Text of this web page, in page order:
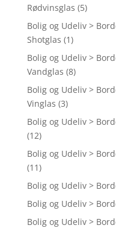
Rødvinsglas (5)
Bolig og Udeliv >
Shotglas (1)
Bolig og Udeliv >
Vandglas (8)
Bolig og Udeliv >
Vinglas (3)
Bolig og Udeliv >
(12)
Bolig og Udeliv >
(11)
Bolig og Udeliv >
Bolig og Udeliv >
Bolig og Udeliv >